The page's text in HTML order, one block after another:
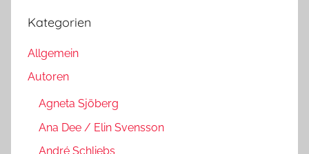
Kategorien
Allgemein
Autoren
Agneta Sjöberg
Ana Dee / Elin Svensson
André Schliebs